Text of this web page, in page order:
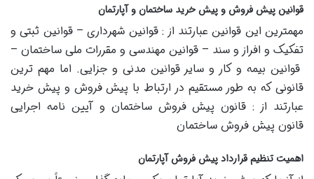
قوانین پیش فروش و پیش خرید ساختمان و آپارتمان
مهمترین این قوانین عبارتند از : قوانین شهرداری – قوانین ثبتی و
تفکیک و افراز و سند – قوانین مهندسی و مقررات ملی ساختمان –
قوانین بیمه و کار و سایر قوانین مدنی و جزایی. اما مهم ترین
قانونی که به طور مستقیم در ارتباط با پیش فروش و پیش خرید
عبارتند از : قانون پیش فروش ساختمان و آیین نامه اجرایی
قانون پیش فروش ساختمان
اهمیت تنظیم قرارداد پیش فروش آپارتمان